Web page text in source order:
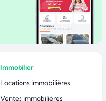
Immobilier
Locations immobilières
Ventes immobilières